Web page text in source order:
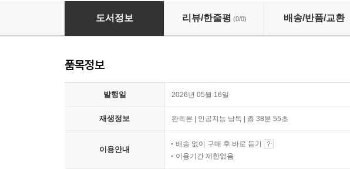
의료기사법 특강
도서정보 리뷰/한줄평 (0/0) 배송/반품/교환
품목정보
발행일 2026년 05월 16일
재생정보 완독본 | 인공지능 낭독 | 총 38분 55초
이용안내
배송 없이 구매 후 바로 듣기
이용기간 제한없음